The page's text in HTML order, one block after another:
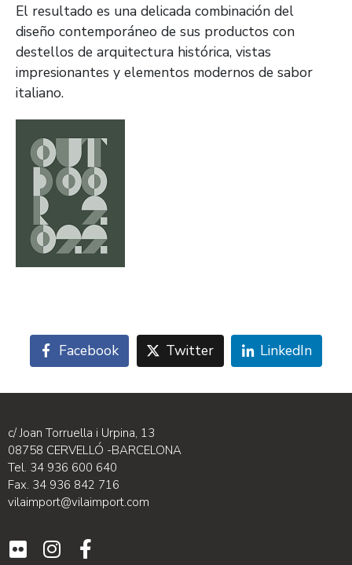
El resultado es una delicada combinación del
diseño contemporáneo de sus productos con
destellos de arquitectura histórica, vistas
impresionantes y elementos modernos de sabor
italiano.
Facebook Twitter LinkedIn
c/ Joan Torruella i Urpina, 13
08758 CERVELLÓ -BARCELONA
Tel. 34 936 600 640
Fax. 34 936 842 716
vilaimport@vilaimport.com